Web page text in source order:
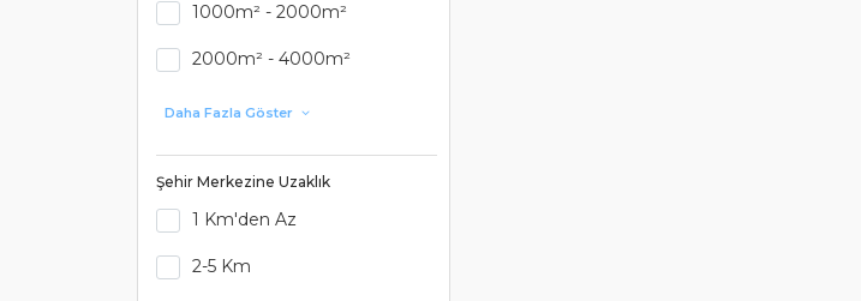
1000m² - 2000m²
2000m² - 4000m²
Daha Fazla Göster
Şehir Merkezine Uzaklık
1 Km'den Az
2-5 Km